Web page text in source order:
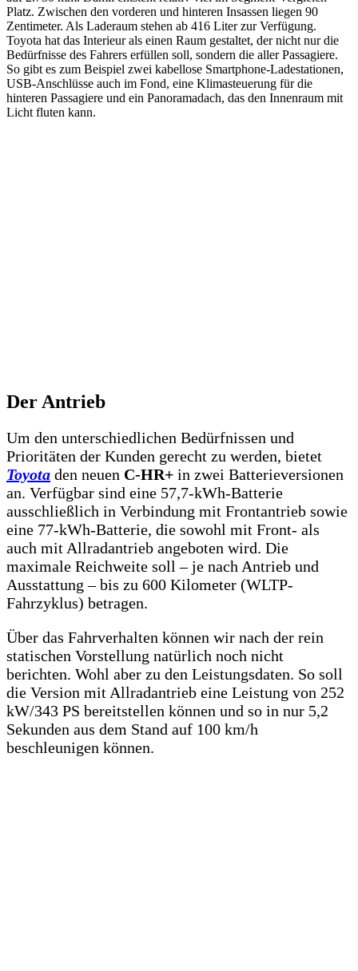
Platz. Zwischen den vorderen und hinteren Insassen liegen 90
Zentimeter. Als Laderaum stehen ab 416 Liter zur Verfügung.
Toyota hat das Interieur als einen Raum gestaltet, der nicht nur die
Bedürfnisse des Fahrers erfüllen soll, sondern die aller Passagiere.
So gibt es zum Beispiel zwei kabellose Smartphone-Ladestationen,
USB-Anschlüsse auch im Fond, eine Klimasteuerung für die
hinteren Passagiere und ein Panoramadach, das den Innenraum mit
Licht fluten kann.
Der Antrieb
Um den unterschiedlichen Bedürfnissen und
Prioritäten der Kunden gerecht zu werden, bietet
Toyota den neuen C-HR+ in zwei Batterieversionen
an. Verfügbar sind eine 57,7-kWh-Batterie
ausschließlich in Verbindung mit Frontantrieb sowie
eine 77-kWh-Batterie, die sowohl mit Front- als
auch mit Allradantrieb angeboten wird. Die
maximale Reichweite soll – je nach Antrieb und
Ausstattung – bis zu 600 Kilometer (WLTP-
Fahrzyklus) betragen.
Über das Fahrverhalten können wir nach der rein
statischen Vorstellung natürlich noch nicht
berichten. Wohl aber zu den Leistungsdaten. So soll
die Version mit Allradantrieb eine Leistung von 252
kW/343 PS bereitstellen können und so in nur 5,2
Sekunden aus dem Stand auf 100 km/h
beschleunigen können.